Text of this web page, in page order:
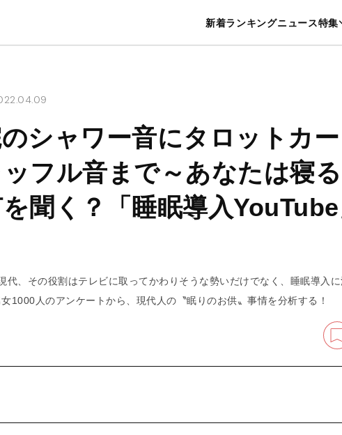
新着ランキングニュース特集
暮らし スポーツ ヘルスケ
シャワー音にタロットカ
フル音まで～あなたは寝
聞く？「睡眠導入
代、その役割はテレビに取ってかわりそうな勢いだけでなく、睡眠導入に
1000人のアンケートから、現代人の〝眠りのお供〟事情を分析する！